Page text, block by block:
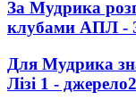
За Мудрика
клубами АПЛ -
Для Мудрика
Лізі 1 - джерело